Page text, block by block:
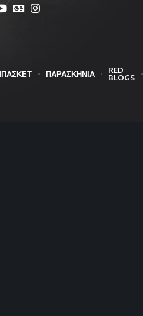
ΠΑΡΑΣΚΗΝΙΑ
RED
BLOGS